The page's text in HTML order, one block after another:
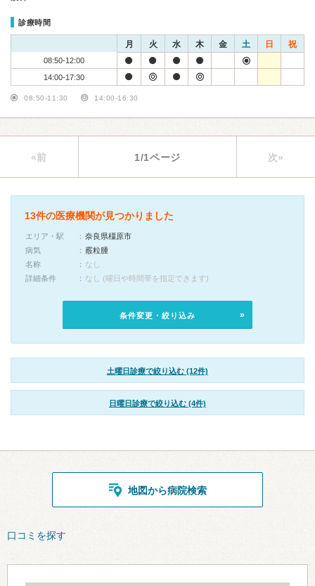
診療時間
月 火 水 木 金 土 日 祝
08:50-12:00
14:00-17:30
08:50-11:30 14:00-16:30
«前 1/1ページ 次»
13件の医療機関が見つかりました
エリア・駅
奈良県橿原市
病気
霰粒腫
名称
なし
詳細条件
なし (曜日や時間帯を指定できます)
条件変更・絞り込み
土曜日診療で絞り込む (12件)
日曜日診療で絞り込む (4件)
地図から病院検索
口コミを探す